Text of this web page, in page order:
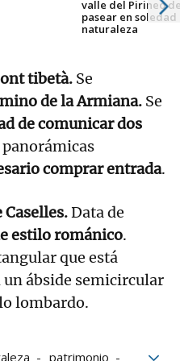
valle del Pirineo
pasear en soledad
naturaleza
tibetà. Se
de la Armiana. Se
de comunicar dos
comprar entrada.
Caselles.Data de
estilo románico.
que está
ábside semicircular
lombardo.
patrimonio